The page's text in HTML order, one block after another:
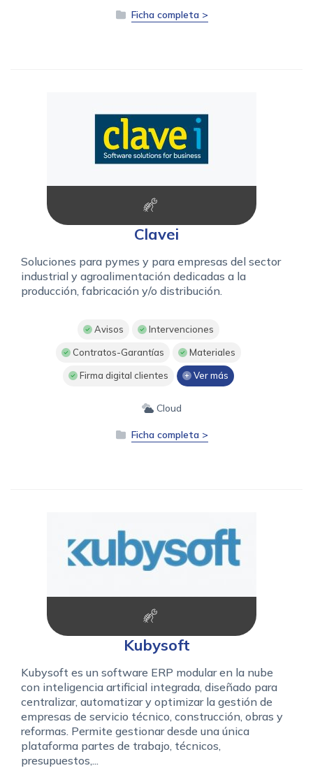
Ficha completa >
Clavei
Soluciones para pymes y para empresas del sector
industrial y agroalimentación dedicadas a la
producción, fabricación y/o distribución.
Avisos Intervenciones
Contratos-Garantías Materiales
Firma digital clientes Ver más
Cloud
Ficha completa >
Kubysoft
Kubysoft es un software ERP modular en la nube
con inteligencia artificial integrada, diseñado para
centralizar, automatizar y optimizar la gestión de
empresas de servicio técnico, construcción, obras y
reformas. Permite gestionar desde una única
plataforma partes de trabajo, técnicos,
presupuestos,...